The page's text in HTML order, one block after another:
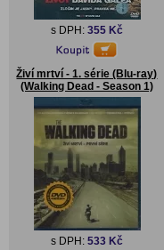
s DPH: 355 Kč
Živí mrtví - 1. série (Blu-ray)
(Walking Dead - Season 1)
s DPH: 533 Kč